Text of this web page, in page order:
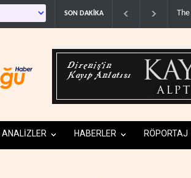
SON DAKİKA
Trump’ın İran stratejisi alay konusu oldu..
ANALİZLER HABERLER RÖPORTAJ